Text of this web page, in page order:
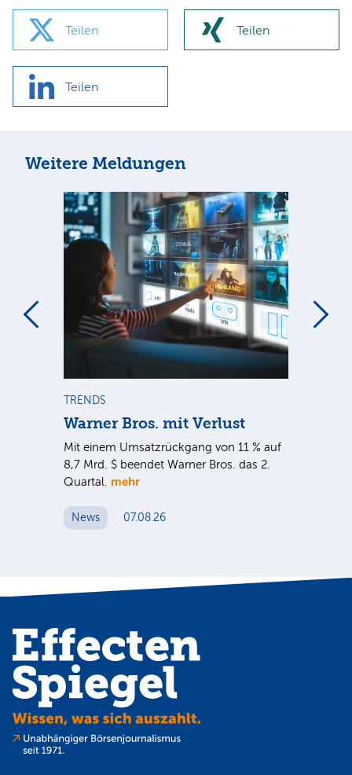
Teilen Teilen
Teilen
Weitere Meldungen
TRENDS
Warner Bros. mit Verlust
Mit einem Umsatzrückgang von 11 % auf
8,7 Mrd. $ beendet Warner Bros. das 2.
Quartal. mehr
News 07.08.26